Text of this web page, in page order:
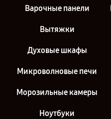
Варочные панели
Вытяжки
Духовые шкафы
Микроволновые печи
Морозильные камеры
Ноутбуки